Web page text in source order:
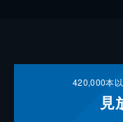
420,000本
見